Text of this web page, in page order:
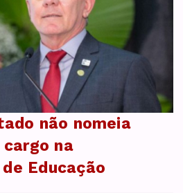
não nomeia
na
Educação